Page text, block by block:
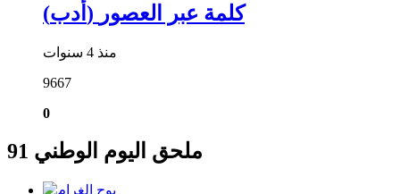
(أدب) كلمة عبر العصور
منذ 4 سنوات
9667
0
ملحق اليوم الوطني 91